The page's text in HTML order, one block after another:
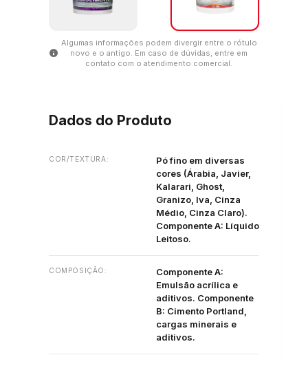
info
Algumas informações podem divergir entre o rótulo
novo e o antigo. Em caso de dúvidas, entre em
contato com o atendimento comercial.
Dados do Produto
COR/TEXTURA:
Pó fino em diversas
cores (Árabia, Javier,
Kalarari, Ghost,
Granizo, Iva, Cinza
Médio, Cinza Claro).
Componente A: Líquido
Leitoso.
COMPOSIÇÃO:
Componente A:
Emulsão acrílica e
aditivos. Componente
B: Cimento Portland,
cargas minerais e
aditivos.